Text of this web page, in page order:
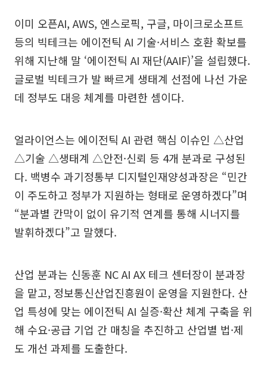
이미 오픈AI, AWS, 엔스로픽, 구글, 마이크로소프트
등의 빅테크는 에이전틱 AI 기술·서비스 호환 확보를
위해 지난해 말 ‘에이전틱 AI 재단(AAIF)’을 설립했다.
글로벌 빅테크가 발 빠르게 생태계 선점에 나선 가운
데 정부도 대응 체계를 마련한 셈이다.
얼라이언스는 에이전틱 AI 관련 핵심 이슈인 △산업
△기술 △생태계 △안전·신뢰 등 4개 분과로 구성된
다. 백병수 과기정통부 디지털인재양성과장은 “민간
이 주도하고 정부가 지원하는 형태로 운영하겠다”며
“분과별 칸막이 없이 유기적 연계를 통해 시너지를
발휘하겠다”고 말했다.
산업 분과는 신동훈 NC AI AX 테크 센터장이 분과장
을 맡고, 정보통신산업진흥원이 운영을 지원한다. 산
업 특성에 맞는 에이전틱 AI 실증·확산 체계 구축을 위
해 수요·공급 기업 간 매칭을 추진하고 산업별 법·제
도 개선 과제를 도출한다.